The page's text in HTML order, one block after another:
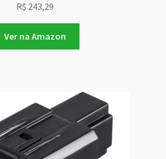
R$ 243,29
Ver na Amazon